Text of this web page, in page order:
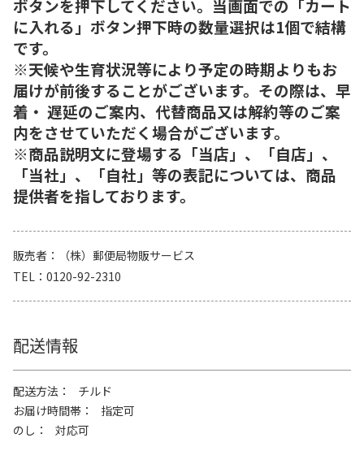
ボタンを押下してください。当画面での「カート
に入れる」ボタン押下時の数量選択は1個で結構
です。
※天候や生育状況等により予定の時期よりもお
届けが前後することがございます。その際は、早
着・ 遅延のご案内、代替商品又は解約等のご案
内をさせていただく場合がございます。
※商品説明文に登場する「当店」、「自店」、
「当社」、「自社」等の表記については、商品
提供者を指しております。
販売者
（株）郵便局物販サービス
TEL
0120-92-2310
配送情報
配送方法
チルド
お届け時間帯
指定可
のし
対応可